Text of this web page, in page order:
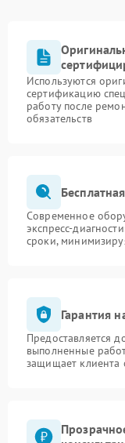
Используются
сертификацию
работу после
обязательств
Современное
экспресс-
сроки,
Гарантия
Предоставляется
выполненные
защищает клиента